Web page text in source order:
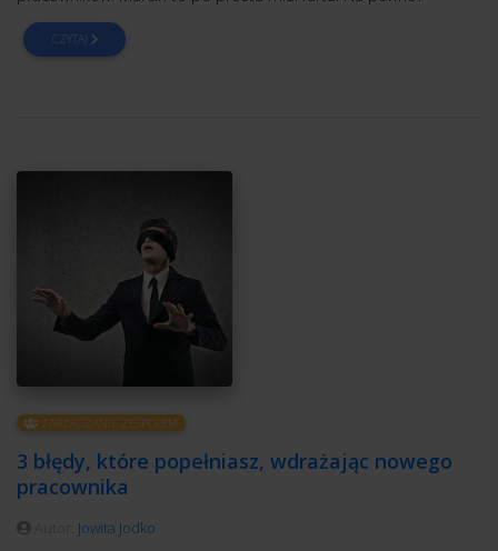
CZYTAJ
ZARZĄDZANIE ZESPOŁEM
3 błędy, które popełniasz, wdrażając nowego
pracownika
Jowita Jodko